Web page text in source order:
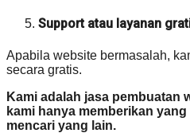
Support atau layanan
Apabila website bermasalah,
secara gratis.
Kami adalah jasa pembuatan
kami hanya memberikan
mencari yang lain.